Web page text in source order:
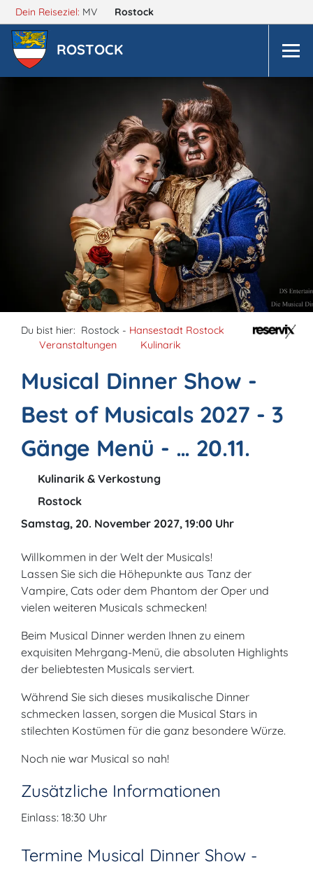
Dein Reiseziel: MV Rostock
ROSTOCK
Du bist hier: Rostock - Hansestadt Rostock
Veranstaltungen
Kulinarik
Musical Dinner Show -
Best of Musicals 2027 - 3
Gänge Menü - … 20.11.
Kulinarik & Verkostung
Rostock
Samstag, 20. November 2027, 19:00 Uhr
Willkommen in der Welt der Musicals!
Lassen Sie sich die Höhepunkte aus Tanz der
Vampire, Cats oder dem Phantom der Oper und
vielen weiteren Musicals schmecken!
Beim Musical Dinner werden Ihnen zu einem
exquisiten Mehrgang-Menü, die absoluten Highlights
der beliebtesten Musicals serviert.
Während Sie sich dieses musikalische Dinner
schmecken lassen, sorgen die Musical Stars in
stilechten Kostümen für die ganz besondere Würze.
Noch nie war Musical so nah!
Zusätzliche Informationen
Einlass: 18:30 Uhr
Termine Musical Dinner Show -